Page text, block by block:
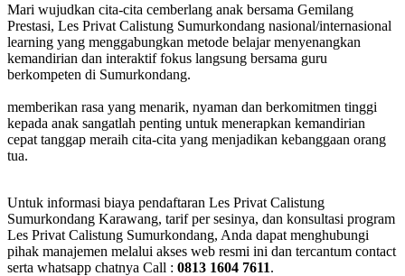
Mari wujudkan cita-cita cemberlang anak bersama Gemilang
Prestasi, Les Privat Calistung Sumurkondang nasional/internasional
learning yang menggabungkan metode belajar menyenangkan
kemandirian dan interaktif fokus langsung bersama guru
berkompeten di Sumurkondang.
memberikan rasa yang menarik, nyaman dan berkomitmen tinggi
kepada anak sangatlah penting untuk menerapkan kemandirian
cepat tanggap meraih cita-cita yang menjadikan kebanggaan orang
tua.
Untuk informasi biaya pendaftaran Les Privat Calistung
Sumurkondang Karawang, tarif per sesinya, dan konsultasi program
Les Privat Calistung Sumurkondang, Anda dapat menghubungi
pihak manajemen melalui akses web resmi ini dan tercantum contact
serta whatsapp chatnya Call : 0813 1604 7611.